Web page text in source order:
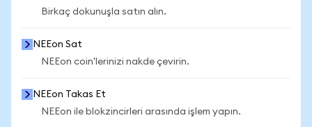
Birkaç dokunuşla satın alın.
NEEon Sat
NEEon coin'lerinizi nakde çevirin.
NEEon Takas Et
NEEon ile blokzincirleri arasında işlem yapın.